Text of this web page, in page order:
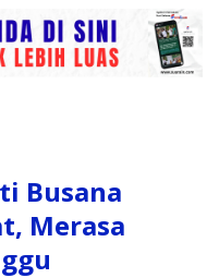
Busana
Merasa